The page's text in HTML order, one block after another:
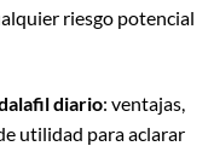
riesgo potencial
diario: ventajas,
utilidad para aclarar